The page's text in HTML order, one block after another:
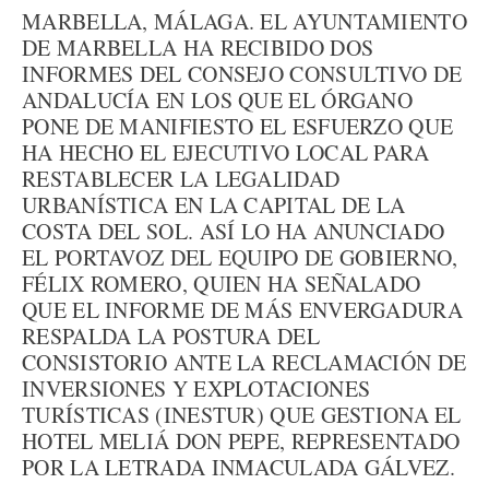
MARBELLA, MÁLAGA. EL AYUNTAMIENTO
DE MARBELLA HA RECIBIDO DOS
INFORMES DEL CONSEJO CONSULTIVO DE
ANDALUCÍA EN LOS QUE EL ÓRGANO
PONE DE MANIFIESTO EL ESFUERZO QUE
HA HECHO EL EJECUTIVO LOCAL PARA
RESTABLECER LA LEGALIDAD
URBANÍSTICA EN LA CAPITAL DE LA
COSTA DEL SOL. ASÍ LO HA ANUNCIADO
EL PORTAVOZ DEL EQUIPO DE GOBIERNO,
FÉLIX ROMERO, QUIEN HA SEÑALADO
QUE EL INFORME DE MÁS ENVERGADURA
RESPALDA LA POSTURA DEL
CONSISTORIO ANTE LA RECLAMACIÓN DE
INVERSIONES Y EXPLOTACIONES
TURÍSTICAS (INESTUR) QUE GESTIONA EL
HOTEL MELIÁ DON PEPE, REPRESENTADO
POR LA LETRADA INMACULADA GÁLVEZ.